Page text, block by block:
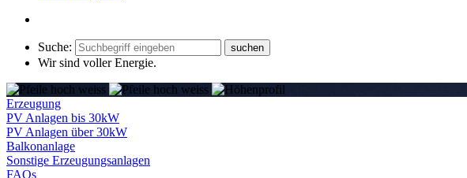
Suche:
Wir sind voller Energie.
Erzeugung
PV Anlagen bis 30kW
PV Anlagen über 30kW
Balkonanlage
Sonstige Erzeugungsanlagen
FAQs